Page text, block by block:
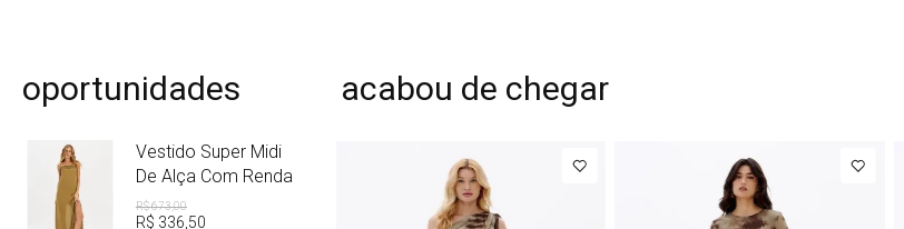
oportunidades
Vestido Super Midi
De Alça Com Renda
R$673,00
R$ 336 50
acabou de chegar